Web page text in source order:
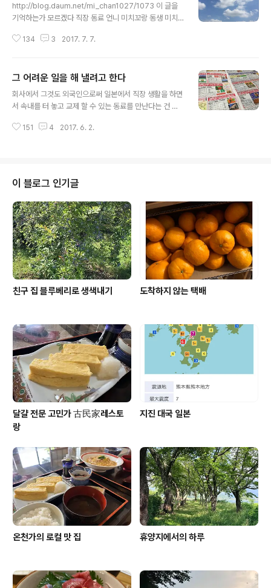
http://blog.daum.net/mi_chan1027/1073 이 글을
기억하는가 모르겠다 직장 동료 언니 미치꼬랑 동생 미치
내고 버스 여행이란걸 다녀왔다 셋이서 유급 휴가를 동시
이서 버스 여행가기 위해 같은 날 유급 휴가 낸 걸 알면 아
마도 말도 많고 불만이 막 터져 나올건 뻔할 뻔자니까 상사
랑 우리 셋이서만 아는 비밀..베테랑 셋이서 동시에 휴가 내
성사된 버스여행 이른 아침 보스 타고 기분 좋게 출발 전 날
134 3 2017. 7. 7.
그 어려운 일을 해 낼려고 한다
회사에서 그것도 외국인으로써 일본에서 직장 생활을 하면
서 속내를 터 놓고 교제 할 수 있는 동료를 만난다는 건 말
다 그것도 같은 부서 동료 두명씩이나 .. 두 사람은 이름도
셋이서 뭉치지 못했다 그 어려운 일은 오늘 우리가 해 냈다
한가할때 누군가가 반차를 내서 무조건 뭉쳐 런치를 하기
로 약속을 해 두었는데오늘이 바로 그 날 나랑 언니 미치꼬
가 쉬는날이고 동생 미치꼬가 근무날이데 오늘 동생 미치
꼬상이 그 반차란걸 냈다는 연락이 왔다는 .. 회사 가까운
레스토랑에서 셋이서 수다 수다 수다..
151 4 2017. 6. 2.
이 블로그 인기글
친구 집 블루베리로 생색내기 도착하지 않는 택배
달걀 전문 고민가 古民家레스토
랑
지진 대국 일본
온천가의 로컬 맛 집 휴양지에서의 하루